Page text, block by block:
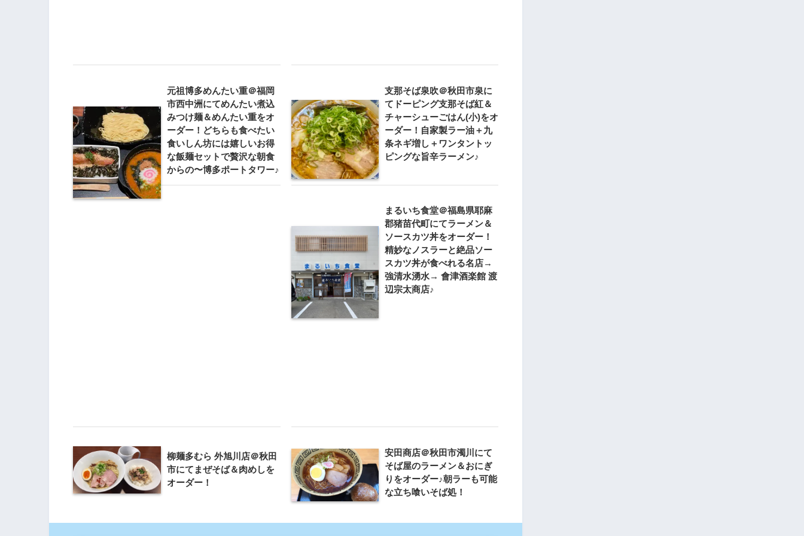
元祖博多めんたい重＠福岡
市西中洲にてめんたい煮込
みつけ麺＆めんたい重をオ
ーダー！どちらも食べたい
食いしん坊には嬉しいお得
な飯麺セットで贅沢な朝食
からの〜博多ポートタワー♪
支那そば泉吹＠秋田市泉に
てドーピング支那そば紅＆
チャーシューごはん(小)をオ
ーダー！自家製ラー油＋九
条ネギ増し＋ワンタントッ
ピングな旨辛ラーメン♪
まるいち食堂＠福島県耶麻
郡猪苗代町にてラーメン＆
ソースカツ丼をオーダー！
精妙なノスラーと絶品ソー
スカツ丼が食べれる名店→
強清水湧水→ 會津酒楽館 渡
辺宗太商店♪
柳麺多むら 外旭川店＠秋田
市にてまぜそば＆肉めしを
オーダー！
安田商店＠秋田市濁川にて
そば屋のラーメン＆おにぎ
りをオーダー♪朝ラーも可能
な立ち喰いそば処！